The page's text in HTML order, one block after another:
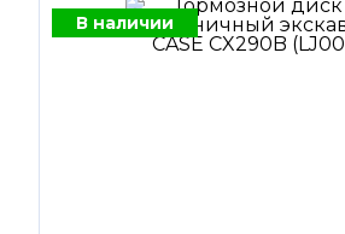
В наличии